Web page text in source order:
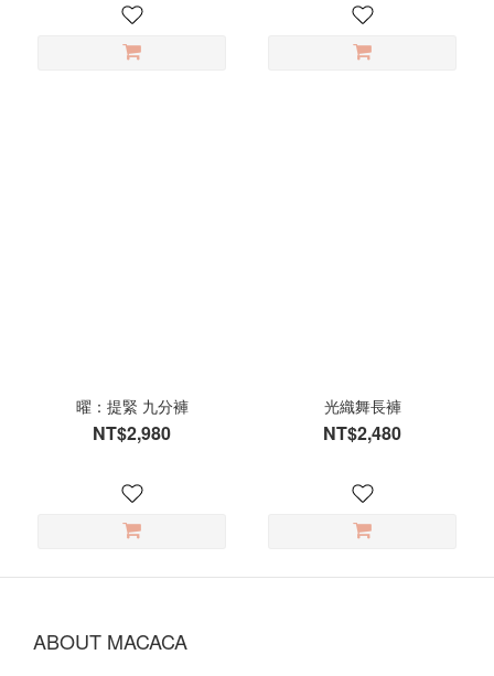
曜：提緊 九分褲
NT$2,980
光織舞長褲
NT$2,480
ABOUT MACACA